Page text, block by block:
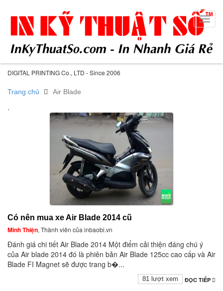
DIGITAL PRINTING Co., LTD - Since 2006
Trang chủ Air Blade
.
Có nên mua xe Air Blade 2014 cũ
Minh Thiện, Thành viên của inbaobi.vn
Đánh giá chi tiết Air Blade 2014 Một điểm cải thiện đáng chú ý
của Air blade 2014 đó là phiên bản Air Blade 125cc cao cấp và Air
Blade FI Magnet sẽ được trang b�...
ĐỌC TIẾP
81 lượt xem